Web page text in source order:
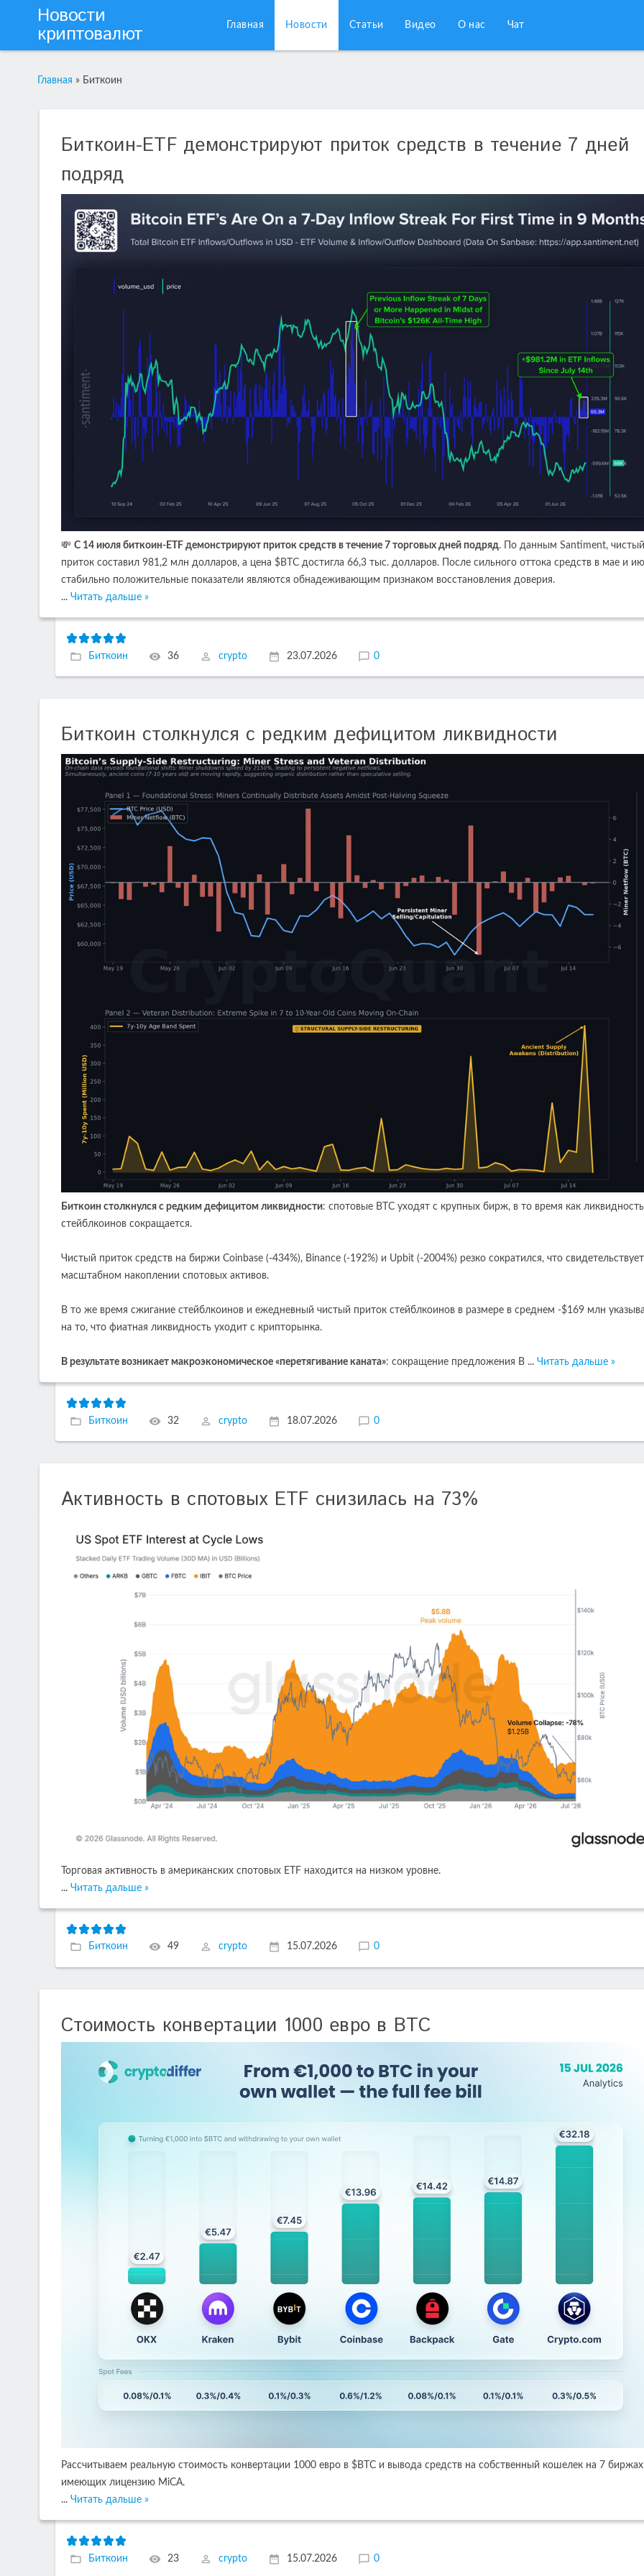
Новости
криптовалют Главная Новости Статьи Видео О нас Чат
Главная » Биткоин
Биткоин-ETF демонстрируют приток средств в течение 7 дней
подряд
💸 С 14 июля биткоин-ETF демонстрируют приток средств в течение 7 торговых дней подряд. По данным Santiment, чистый
приток составил 981,2 млн долларов, а цена $BTC достигла 66,3 тыс. долларов. После сильного оттока средств в мае и
стабильно положительные показатели являются обнадеживающим признаком восстановления доверия.
... Читать дальше »
Биткоин 36 crypto 23.07.2026 0
Биткоин столкнулся с редким дефицитом ликвидности
Биткоин столкнулся с редким дефицитом ликвидности: спотовые BTC уходят с крупных бирж, в то время как ликвидность
стейблкоинов сокращается.
Чистый приток средств на биржи Coinbase (-434%), Binance (-192%) и Upbit (-2004%) резко сократился, что
масштабном накоплении спотовых активов.
В то же время сжигание стейблкоинов и ежедневный чистый приток стейблкоинов в размере в среднем -$169 млн
на то, что фиатная ликвидность уходит с крипторынка.
В результате возникает макроэкономическое «перетягивание каната»: сокращение предложения B ... Читать дальше »
Биткоин 32 crypto 18.07.2026 0
Активность в спотовых ETF снизилась на 73%
Торговая активность в американских спотовых ETF находится на низком уровне.
... Читать дальше »
Биткоин 49 crypto 15.07.2026 0
Стоимость конвертации 1000 евро в BTC
Рассчитываем реальную стоимость конвертации 1000 евро в $BTC и вывода средств на собственный кошелек на 7
имеющих лицензию MiCA.
... Читать дальше »
Биткоин 23 crypto 15.07.2026 0